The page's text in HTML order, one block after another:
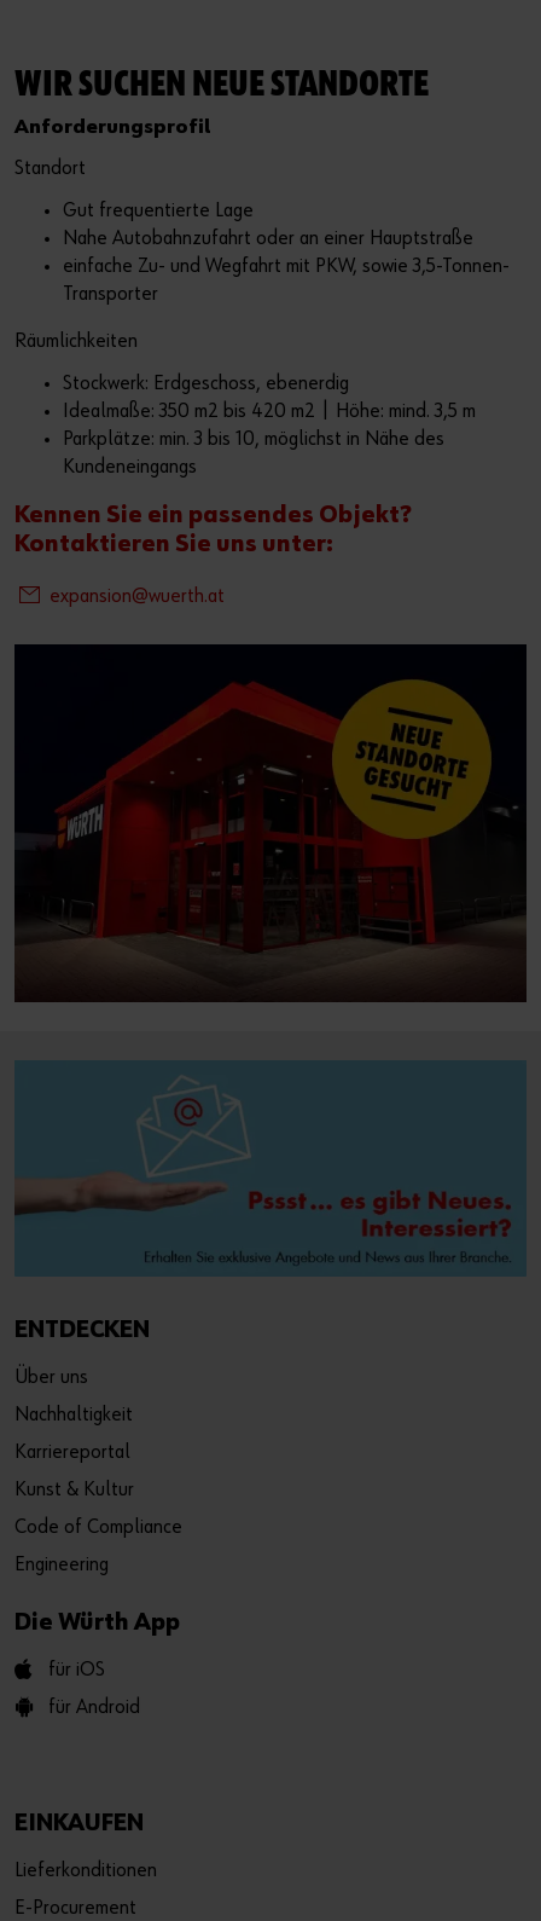
WIR SUCHEN NEUE STANDORTE
Anforderungsprofil
Standort
Gut frequentierte Lage
Nahe Autobahnzufahrt oder an einer Hauptstraße
einfache Zu- und Wegfahrt mit PKW, sowie 3,5-Tonnen-
Transporter
Räumlichkeiten
Stockwerk: Erdgeschoss, ebenerdig
Idealmaße: 350 m2 bis 420 m2 | Höhe: mind. 3,5 m
Parkplätze: min. 3 bis 10, möglichst in Nähe des
Kundeneingangs
Kennen Sie ein passendes Objekt?
Kontaktieren Sie uns unter:
expansion@wuerth.at
ENTDECKEN
Über uns
Nachhaltigkeit
Karriereportal
Kunst & Kultur
Code of Compliance
Engineering
Die Würth App
für iOS
für Android
EINKAUFEN
Lieferkonditionen
E-Procurement